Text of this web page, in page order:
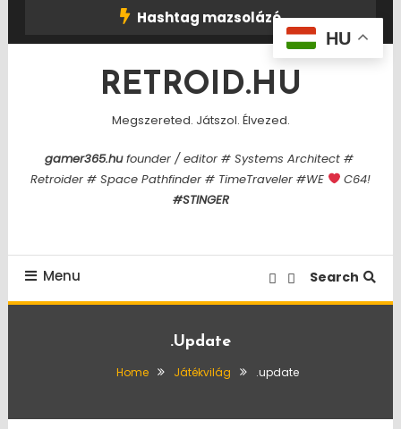
Hashtag mazsolázó
RETROID.HU
Megszereted. Játszol. Élvezed.
gamer365.hufounder / editor # Systems Architect #
Retroider # Space Pathfinder # TimeTraveler #WE
C64!
#STINGER
Menu Search
.update
Home Játékvilág .update
HU